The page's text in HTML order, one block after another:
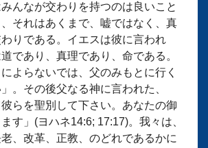
んなが交わりを持つのは良いこと
それはあくまで、嘘ではなく、真
りである。イエスは彼に言われ
であり、真理であり、命である。
よらないでは、父のみもとに行く
。その後父なる神に言われた、
彼らを聖別して下さい。あなたの御
す」(ヨハネ14:6; 17:17)。我々は、
、改革、正教、のどれであるかに